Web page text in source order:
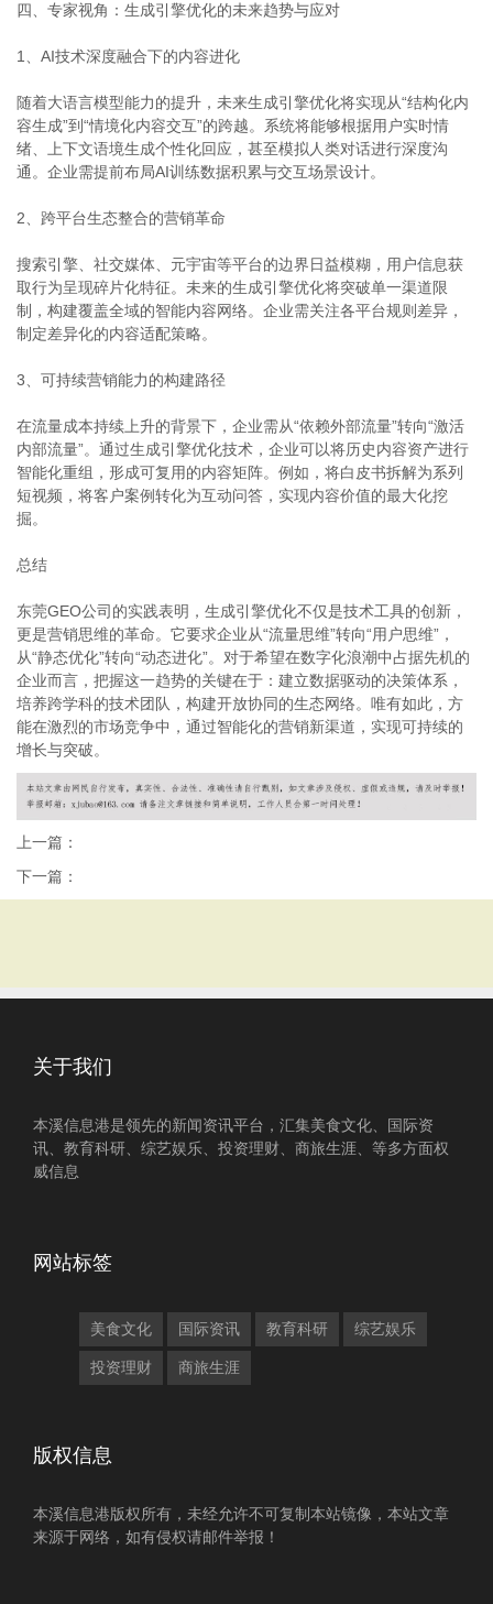
四、专家视角：生成引擎优化的未来趋势与应对
1、AI技术深度融合下的内容进化
随着大语言模型能力的提升，未来生成引擎优化将实现从“结构化内
容生成”到“情境化内容交互”的跨越。系统将能够根据用户实时情
绪、上下文语境生成个性化回应，甚至模拟人类对话进行深度沟
通。企业需提前布局AI训练数据积累与交互场景设计。
2、跨平台生态整合的营销革命
搜索引擎、社交媒体、元宇宙等平台的边界日益模糊，用户信息获
取行为呈现碎片化特征。未来的生成引擎优化将突破单一渠道限
制，构建覆盖全域的智能内容网络。企业需关注各平台规则差异，
制定差异化的内容适配策略。
3、可持续营销能力的构建路径
在流量成本持续上升的背景下，企业需从“依赖外部流量”转向“激活
内部流量”。通过生成引擎优化技术，企业可以将历史内容资产进行
智能化重组，形成可复用的内容矩阵。例如，将白皮书拆解为系列
短视频，将客户案例转化为互动问答，实现内容价值的最大化挖
掘。
总结
东莞GEO公司的实践表明，生成引擎优化不仅是技术工具的创新，
更是营销思维的革命。它要求企业从“流量思维”转向“用户思维”，
从“静态优化”转向“动态进化”。对于希望在数字化浪潮中占据先机的
企业而言，把握这一趋势的关键在于：建立数据驱动的决策体系，
培养跨学科的技术团队，构建开放协同的生态网络。唯有如此，方
能在激烈的市场竞争中，通过智能化的营销新渠道，实现可持续的
增长与突破。
上一篇：
下一篇：
关于我们
本溪信息港是领先的新闻资讯平台，汇集美食文化、国际资
讯、教育科研、综艺娱乐、投资理财、商旅生涯、等多方面权
威信息
网站标签
美食文化 国际资讯 教育科研 综艺娱乐
投资理财 商旅生涯
版权信息
本溪信息港版权所有，未经允许不可复制本站镜像，本站文章
来源于网络，如有侵权请邮件举报！